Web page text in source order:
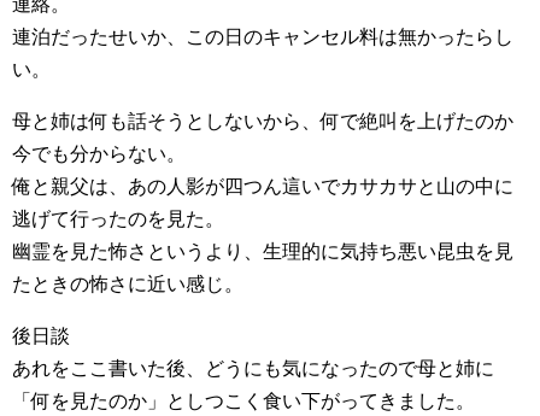
連絡。
連泊だったせいか、この日のキャンセル料は無かったらし
い。
母と姉は何も話そうとしないから、何で絶叫を上げたのか
今でも分からない。
俺と親父は、あの人影が四つん這いでカサカサと山の中に
逃げて行ったのを見た。
幽霊を見た怖さというより、生理的に気持ち悪い昆虫を見
たときの怖さに近い感じ。
後日談
あれをここ書いた後、どうにも気になったので母と姉に
「何を見たのか」としつこく食い下がってきました。